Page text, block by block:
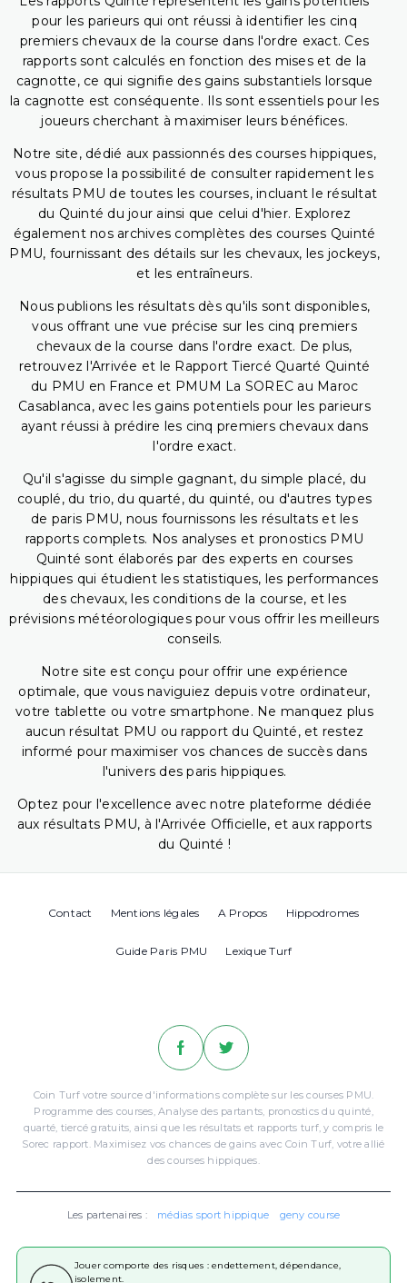
pour les parieurs qui ont réussi à identifier les cinq
premiers chevaux de la course dans l'ordre exact. Ces
rapports sont calculés en fonction des mises et de la
cagnotte, ce qui signifie des gains substantiels lorsque
la cagnotte est conséquente. Ils sont essentiels pour les
joueurs cherchant à maximiser leurs bénéfices.
Notre site, dédié aux passionnés des courses hippiques,
vous propose la possibilité de consulter rapidement les
résultats PMU de toutes les courses, incluant le résultat
du Quinté du jour ainsi que celui d'hier. Explorez
également nos archives complètes des courses Quinté
PMU, fournissant des détails sur les chevaux, les jockeys,
et les entraîneurs.
Nous publions les résultats dès qu'ils sont disponibles,
vous offrant une vue précise sur les cinq premiers
chevaux de la course dans l'ordre exact. De plus,
retrouvez l'Arrivée et le Rapport Tiercé Quarté Quinté
du PMU en France et PMUM La SOREC au Maroc
Casablanca, avec les gains potentiels pour les parieurs
ayant réussi à prédire les cinq premiers chevaux dans
l'ordre exact.
Qu'il s'agisse du simple gagnant, du simple placé, du
couplé, du trio, du quarté, du quinté, ou d'autres types
de paris PMU, nous fournissons les résultats et les
rapports complets. Nos analyses et pronostics PMU
Quinté sont élaborés par des experts en courses
hippiques qui étudient les statistiques, les performances
des chevaux, les conditions de la course, et les
prévisions météorologiques pour vous offrir les meilleurs
conseils.
Notre site est conçu pour offrir une expérience
optimale, que vous naviguiez depuis votre ordinateur,
votre tablette ou votre smartphone. Ne manquez plus
aucun résultat PMU ou rapport du Quinté, et restez
informé pour maximiser vos chances de succès dans
l'univers des paris hippiques.
Optez pour l'excellence avec notre plateforme dédiée
aux résultats PMU, à l'Arrivée Officielle, et aux rapports
du Quinté !
Contact Mentions légales A Propos Hippodromes
Guide Paris PMU Lexique Turf
Coin Turf votre source d'informations complète sur les courses PMU.
Programme des courses, Analyse des partants, pronostics du quinté,
quarté, tiercé gratuits, ainsi que les résultats et rapports turf, y compris le
Sorec rapport. Maximisez vos chances de gains avec Coin Turf, votre allié
des courses hippiques.
Les partenaires : médias sport hippique geny course
Jouer comporte des risques : endettement, dépendance,
isolement.